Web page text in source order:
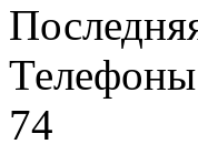
Телефоны
74